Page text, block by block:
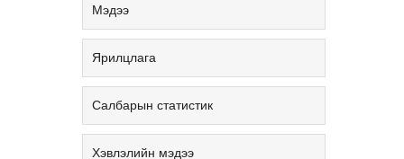
Мэдээ
Ярилцлага
Салбарын статистик
Хэвлэлийн мэдээ